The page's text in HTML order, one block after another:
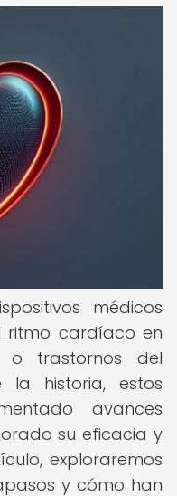
médicos
ritmo cardíaco en
o trastornos del
historia, estos
avances
su eficacia y
exploraremos
y cómo han